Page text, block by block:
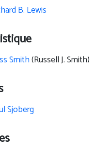
B. Lewis
Smith(Russell J. Smith)
Sjoberg